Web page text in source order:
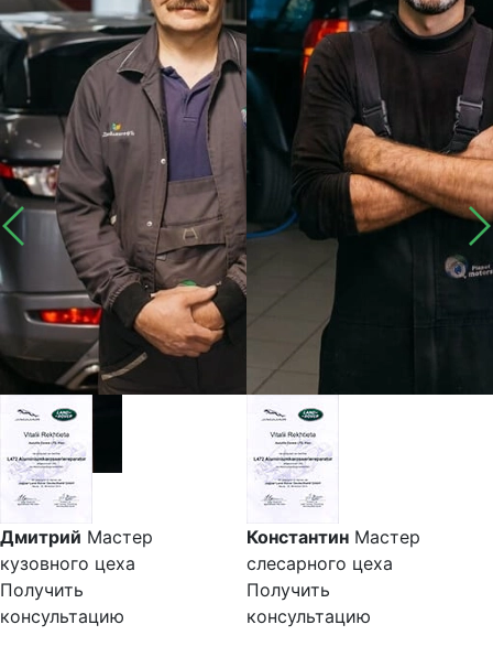
Дмитрий Мастер
кузовного цеха
Получить
консультацию
Константин Мастер
слесарного цеха
Получить
консультацию